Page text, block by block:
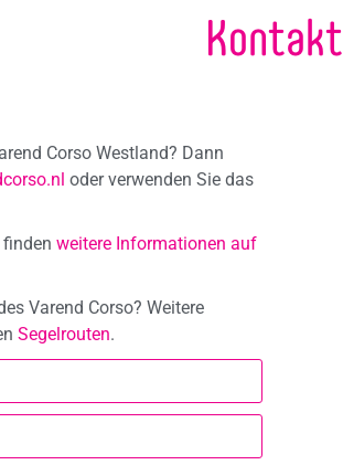
Kontakt
Corso Westland? Dann
oder verwenden Sie das
weitere Informationen auf
Varend Corso? Weitere
Segelrouten.